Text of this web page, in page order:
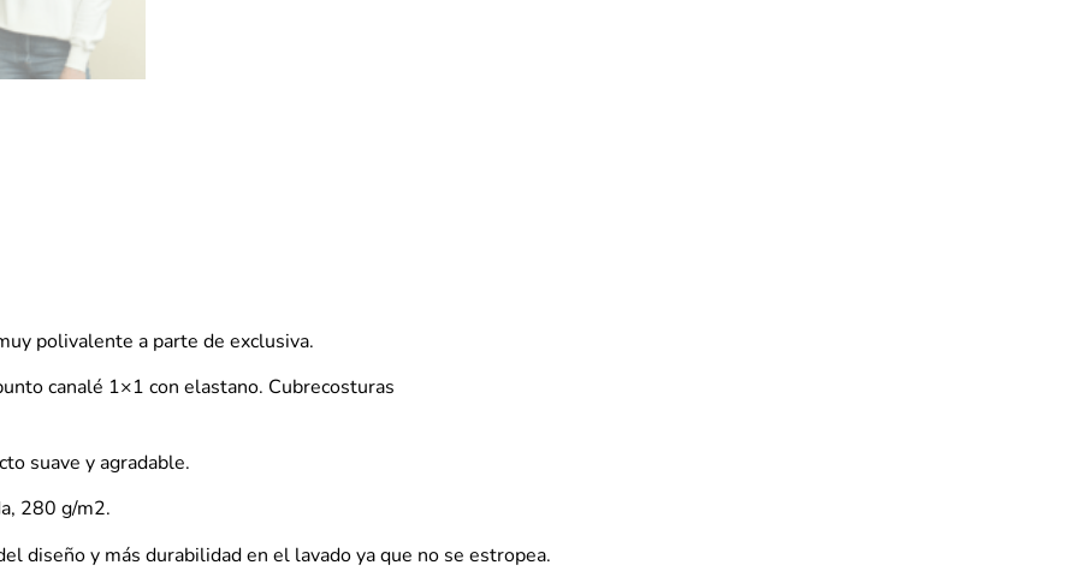
polivalente a parte de exclusiva.
canalé 1×1 con elastano. Cubrecosturas
suave y agradable.
280 g/m2.
diseño y más durabilidad en el lavado ya que no se estropea.